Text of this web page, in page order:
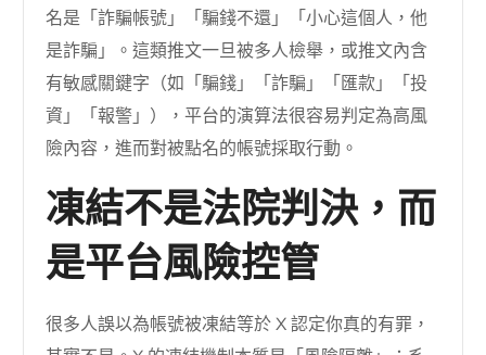
名是「詐騙帳號」「騙錢不還」「小心這個人，他
是詐騙」。這類推文一旦被多人檢舉，或推文內含
有敏感關鍵字（如「騙錢」「詐騙」「匯款」「投
資」「報警」），平台的演算法很容易判定為高風
險內容，進而對被點名的帳號採取行動。
凍結不是法院判決，而
是平台風險控管
很多人誤以為帳號被凍結等於 X 認定你真的有罪，